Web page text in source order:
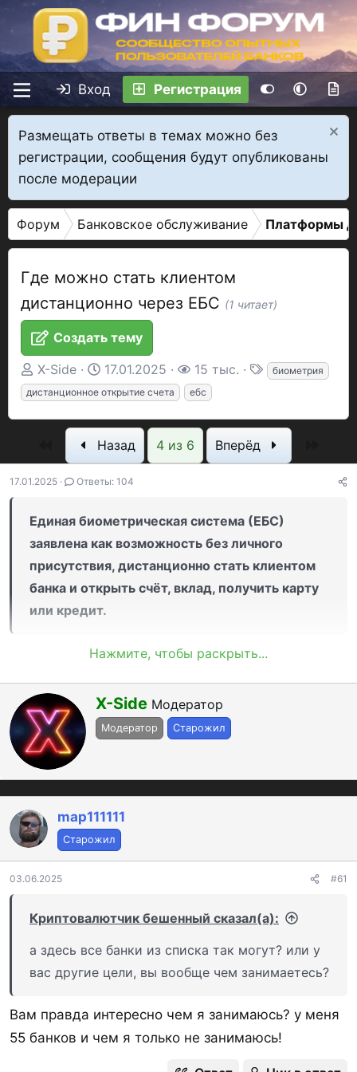
Вход Регистрация
Размещать ответы в темах можно без
регистрации, сообщения будут опубликованы
после модерации
Форум Банковское обслуживание Платформы
Где можно стать клиентом
дистанционно через ЕБС (1 читает)
Создать тему
А
в
т
е
ы
X-Side
Д
а
а
н
а
ч
л
а
17.01.2025
П
р
с
о
ы
15 тыс.
Т
и
биометрия
дистанционное открытие счета
ебс
ПервыйНазад 4 из 6 Вперёд
17.01.2025 Ответы: 104
Единая биометрическая система (ЕБС)
заявлена как возможность без личного
присутствия, дистанционно стать клиентом
банка и открыть счёт, вклад, получить карту
или кредит.
конкретному городу и региону и могут
пользоваться услугами кредитных учреждений в
любой точке страны дистанционно.
в ЕБС. Есть также
банка (в pdf). Можно использовать ее для
регистрации в других банках.
1.1. Нужна подтвержденная учетная запись на
Госуслугах,если она уже есть, то пропускаем
пункт, если нет, то подтверждаем через
попочтеили черезцентры обслуживания.
1.2. Нужно сдать биометрию.
Нажмите, чтобы раскрыть...
А
в
т
р
X-Side Модератор
Модератор Старожил
map111111
Старожил
03.06.2025 #61
Криптовалютчик бешенный сказал(а):
а здесь все банки из списка так могут? или у
вас другие цели, вы вообще чем занимаетесь?
Вам правда интересно чем я занимаюсь? у меня
55 банков и чем я только не занимаюсь!